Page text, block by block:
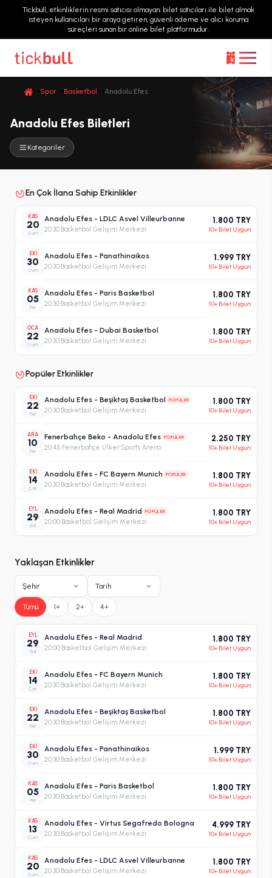
Tickbull, etkinliklerin resmi satıcısı olmayan; bilet satıcıları ile bilet almak
isteyen kullanıcıları bir araya getiren, güvenli ödeme ve alıcı koruma
süreçleri sunan bir online bilet platformudur.
Spor Basketbol Anadolu Efes
Anadolu Efes Biletleri
Kategoriler
En Çok İlana Sahip Etkinlikler
KAS
20
Cum
Anadolu Efes - LDLC Asvel Villeurbanne
20:30·Basketbol Gelişim Merkezi
1.800 TRY
10+ Bilet Uygun
EKI
30
Cum
Anadolu Efes - Panathinaikos
20:30·Basketbol Gelişim Merkezi
1.999 TRY
10+ Bilet Uygun
KAS
05
Per
Anadolu Efes - Paris Basketbol
20:30·Basketbol Gelişim Merkezi
1.800 TRY
10+ Bilet Uygun
OCA
22
Cum
Anadolu Efes - Dubai Basketbol
20:30·Basketbol Gelişim Merkezi
1.800 TRY
10+ Bilet Uygun
Popüler Etkinlikler
EKI
22
Per
Anadolu Efes - Beşiktaş Basketbol POPÜLER
20:30·Basketbol Gelişim Merkezi
1.800 TRY
10+ Bilet Uygun
ARA
10
Per
Fenerbahçe Beko - Anadolu Efes POPÜLER
20:45·Fenerbahçe Ülker Sports Arena
2.250 TRY
10+ Bilet Uygun
EKI
14
Çar
Anadolu Efes - FC Bayern Munich POPÜLER
20:30·Basketbol Gelişim Merkezi
1.800 TRY
10+ Bilet Uygun
EYL
29
Sal
Anadolu Efes - Real Madrid POPÜLER
20:00·Basketbol Gelişim Merkezi
1.800 TRY
10+ Bilet Uygun
Yaklaşan Etkinlikler
Şehir Tarih
Tümü 1+ 2+ 4+
EYL
29
Sal
Anadolu Efes - Real Madrid
20:00·Basketbol Gelişim Merkezi
1.800 TRY
10+ Bilet Uygun
EKI
14
Çar
Anadolu Efes - FC Bayern Munich
20:30·Basketbol Gelişim Merkezi
1.800 TRY
10+ Bilet Uygun
EKI
22
Per
Anadolu Efes - Beşiktaş Basketbol
20:30·Basketbol Gelişim Merkezi
1.800 TRY
10+ Bilet Uygun
EKI
30
Cum
Anadolu Efes - Panathinaikos
20:30·Basketbol Gelişim Merkezi
1.999 TRY
10+ Bilet Uygun
KAS
05
Per
Anadolu Efes - Paris Basketbol
20:30·Basketbol Gelişim Merkezi
1.800 TRY
10+ Bilet Uygun
KAS
13
Cum
Anadolu Efes - Virtus Segafredo Bologna
20:30·Basketbol Gelişim Merkezi
4.999 TRY
10+ Bilet Uygun
KAS
20
Cum
Anadolu Efes - LDLC Asvel Villeurbanne
20:30·Basketbol Gelişim Merkezi
1.800 TRY
10+ Bilet Uygun